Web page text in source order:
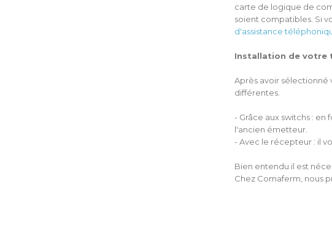
carte de logique de
soient compatibles. Si
d'assistance
Installation de votre
Après avoir
différentes.
- Grâce aux switchs :
l'ancien émetteur.
- Avec le récepteur : il
Bien entendu il est
Chez Comaferm, nous